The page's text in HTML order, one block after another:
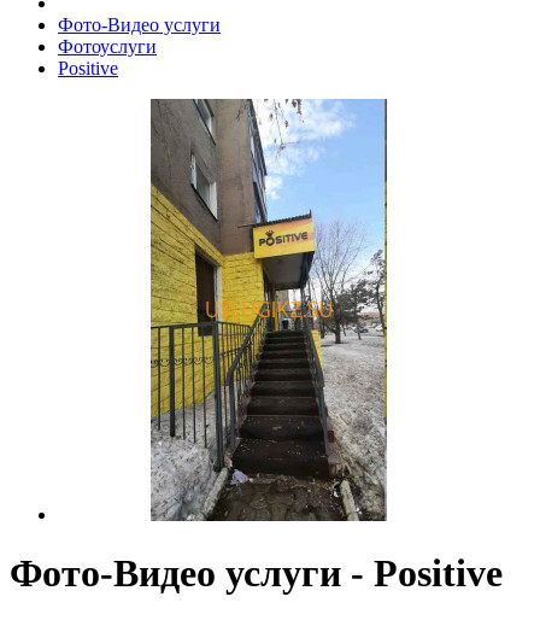
Фото-Видео услуги
Фотоуслуги
Positive
Фото-Видео услуги - Positive